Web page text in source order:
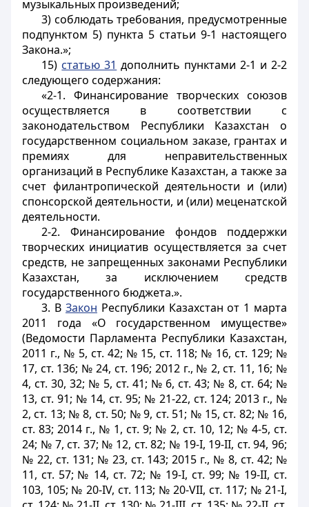
музыкальных произведений;
3) соблюдать требования, предусмотренные
подпунктом 5) пункта 5 статьи 9-1 настоящего
Закона.»;
15) статью 31 дополнить пунктами 2-1 и 2-2
следующего содержания:
«2-1. Финансирование творческих союзов
осуществляется в соответствии с
законодательством Республики Казахстан о
государственном социальном заказе, грантах и
премиях для неправительственных
организаций в Республике Казахстан, а также за
счет филантропической деятельности и (или)
спонсорской деятельности, и (или) меценатской
деятельности.
2-2. Финансирование фондов поддержки
творческих инициатив осуществляется за счет
средств, не запрещенных законами Республики
Казахстан, за исключением средств
государственного бюджета.».
3. В Закон Республики Казахстан от 1 марта
2011 года «О государственном имуществе»
(Ведомости Парламента Республики Казахстан,
2011 г., № 5, ст. 42; № 15, ст. 118; № 16, ст. 129; №
17, ст. 136; № 24, ст. 196; 2012 г., № 2, ст. 11, 16; №
4, ст. 30, 32; № 5, ст. 41; № 6, ст. 43; № 8, ст. 64; №
13, ст. 91; № 14, ст. 95; № 21-22, ст. 124; 2013 г., №
2, ст. 13; № 8, ст. 50; № 9, ст. 51; № 15, ст. 82; № 16,
ст. 83; 2014 г., № 1, ст. 9; № 2, ст. 10, 12; № 4-5, ст.
24; № 7, ст. 37; № 12, ст. 82; № 19-І, 19-II, ст. 94, 96;
№ 22, ст. 131; № 23, ст. 143; 2015 г., № 8, ст. 42; №
11, ст. 57; № 14, ст. 72; № 19-І, ст. 99; № 19-II, ст.
103, 105; № 20-IV, ст. 113; № 20-VII, ст. 117; № 21-І,